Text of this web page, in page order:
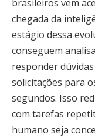
brasileiros vem
chegada da
estágio dessa
conseguem
responder
solicitações para
segundos. Isso
com tarefas
humano seja